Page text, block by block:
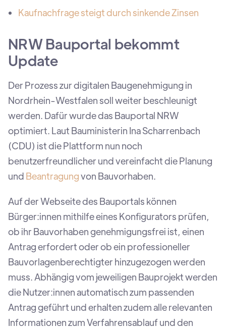
Kaufnachfrage steigt durch sinkende Zinsen
NRW Bauportal bekommt
Update
Der Prozess zur digitalen Baugenehmigung in
Nordrhein-Westfalen soll weiter beschleunigt
werden. Dafür wurde das Bauportal NRW
optimiert. Laut Bauministerin Ina Scharrenbach
(CDU) ist die Plattform nun noch
benutzerfreundlicher und vereinfacht die Planung
und Beantragungvon Bauvorhaben.
Auf der Webseite des Bauportals können
Bürger:innen mithilfe eines Konfigurators prüfen,
ob ihr Bauvorhaben genehmigungsfrei ist, einen
Antrag erfordert oder ob ein professioneller
Bauvorlagenberechtigter hinzugezogen werden
muss. Abhängig vom jeweiligen Bauprojekt werden
die Nutzer:innen automatisch zum passenden
Antrag geführt und erhalten zudem alle relevanten
Informationen zum Verfahrensablauf und den